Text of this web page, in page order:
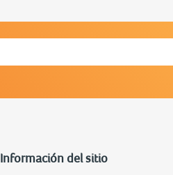
Información del sitio